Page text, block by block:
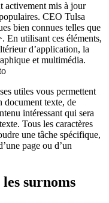
activement mis à jour
CEO Tulsa
bien connues telles que
En utilisant ces éléments,
d’application, la
et multimédia.
utiles vous permettent
document texte, de
intéressant qui sera
Tous les caractères
une tâche spécifique,
page ou d’un
surnoms